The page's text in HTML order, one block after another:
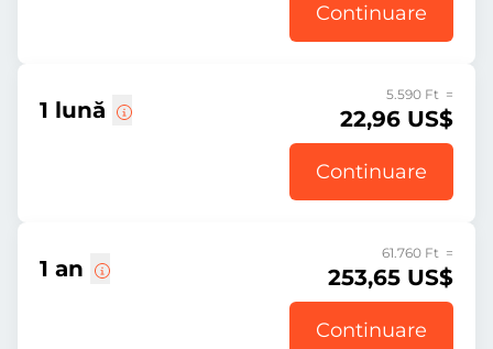
Continuare
1 lună
5.590 Ft =
22,96 US$
Continuare
1 an
61.760 Ft =
253,65 US$
Continuare